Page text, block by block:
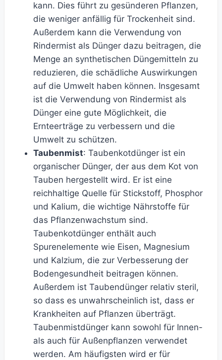
kann. Dies führt zu gesünderen Pflanzen,
die weniger anfällig für Trockenheit sind.
Außerdem kann die Verwendung von
Rindermist als Dünger dazu beitragen, die
Menge an synthetischen Düngemitteln zu
reduzieren, die schädliche Auswirkungen
auf die Umwelt haben können. Insgesamt
ist die Verwendung von Rindermist als
Dünger eine gute Möglichkeit, die
Ernteerträge zu verbessern und die
Umwelt zu schützen.
Taubenmist: Taubenkotdünger ist ein
organischer Dünger, der aus dem Kot von
Tauben hergestellt wird. Er ist eine
reichhaltige Quelle für Stickstoff, Phosphor
und Kalium, die wichtige Nährstoffe für
das Pflanzenwachstum sind.
Taubenkotdünger enthält auch
Spurenelemente wie Eisen, Magnesium
und Kalzium, die zur Verbesserung der
Bodengesundheit beitragen können.
Außerdem ist Taubendünger relativ steril,
so dass es unwahrscheinlich ist, dass er
Krankheiten auf Pflanzen überträgt.
Taubenmistdünger kann sowohl für Innen-
als auch für Außenpflanzen verwendet
werden. Am häufigsten wird er für